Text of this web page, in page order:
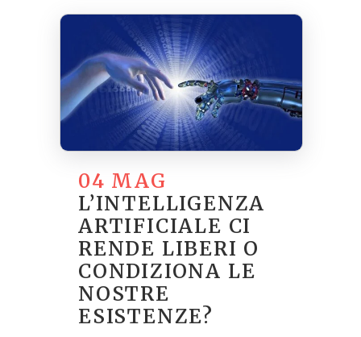
04 MAG
L’INTELLIGENZA
ARTIFICIALE CI
RENDE LIBERI O
CONDIZIONA LE
NOSTRE
ESISTENZE?